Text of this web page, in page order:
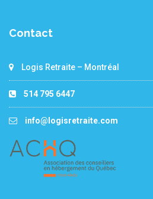
Contact
Logis Retraite – Montréal
514 795 6447
info@logisretraite.com